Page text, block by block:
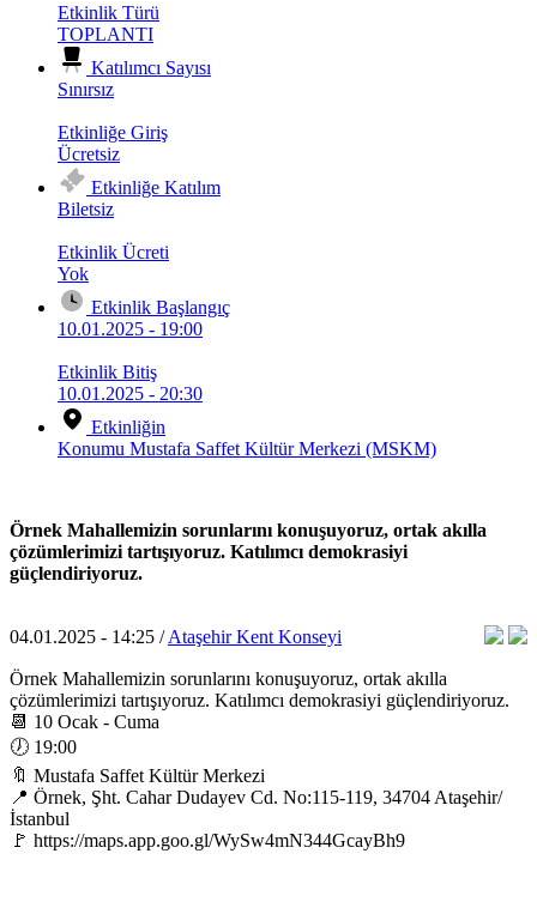
Etkinlik Türü
TOPLANTI
Katılımcı Sayısı
Sınırsız
Etkinliğe Giriş
Ücretsiz
Etkinliğe Katılım
Biletsiz
Etkinlik Ücreti
Yok
Etkinlik Başlangıç
10.01.2025 - 19:00
Etkinlik Bitiş
10.01.2025 - 20:30
Etkinliğin
Konumu Mustafa Saffet Kültür Merkezi (MSKM)
Örnek Mahallemizin sorunlarını konuşuyoruz, ortak akılla
çözümlerimizi tartışıyoruz. Katılımcı demokrasiyi
güçlendiriyoruz.
04.01.2025 - 14:25 /Ataşehir Kent Konseyi
Örnek Mahallemizin sorunlarını konuşuyoruz, ortak akılla
çözümlerimizi tartışıyoruz. Katılımcı demokrasiyi güçlendiriyoruz.
📆 10 Ocak - Cuma
🕖 19:00
🔖 Mustafa Saffet Kültür Merkezi
📍 Örnek, Şht. Cahar Dudayev Cd. No:115-119, 34704 Ataşehir/
İstanbul
🚩 https://maps.app.goo.gl/WySw4mN344GcayBh9